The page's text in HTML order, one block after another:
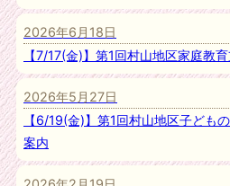
2026年6月18日
【7/17(金)】第1回村山地区家庭教
2026年5月27日
【6/19(金)】第1回村山地区子ども
案内